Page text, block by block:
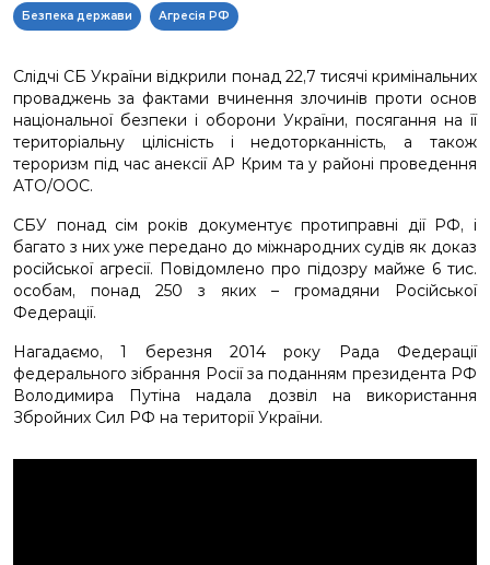
Безпека держави Агресія РФ
Слідчі СБ України відкрили понад 22,7 тисячі кримінальних
проваджень за фактами вчинення злочинів проти основ
національної безпеки і оборони України, посягання на її
територіальну цілісність і недоторканність, а також
тероризм під час анексії АР Крим та у районі проведення
АТО/ООС.
СБУ понад сім років документує протиправні дії РФ, і
багато з них уже передано до міжнародних судів як доказ
російської агресії. Повідомлено про підозру майже 6 тис.
особам, понад 250 з яких – громадяни Російської
Федерації.
Нагадаємо, 1 березня 2014 року Рада Федерації
федерального зібрання Росії за поданням президента РФ
Володимира Путіна надала дозвіл на використання
Збройних Сил РФ на території України.